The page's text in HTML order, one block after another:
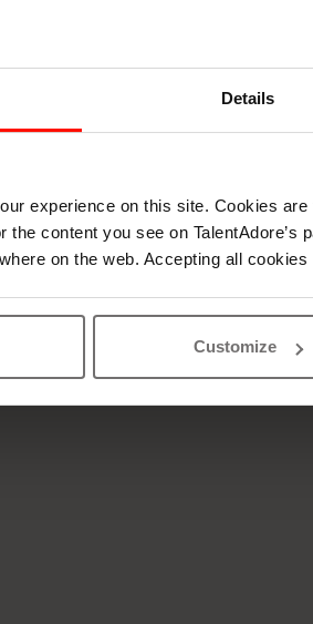
Details
experience on this site. Cookies
the content you see on
on the web. Accepting all
Customize
and logos in vector